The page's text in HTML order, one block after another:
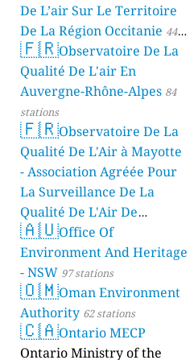
De L’air Sur Le Territoire
De La Région Occitanie 44
stations
🇫🇷Observatoire De La
Qualité De L'air En
Auvergne-Rhône-Alpes 84
stations
🇫🇷Observatoire De La
Qualité De L'Air à Mayotte
- Association Agréée Pour
La Surveillance De La
Qualité De L'Air De
Mayotte 4 stations
🇦🇺Office Of
Environment And Heritage
- NSW 97 stations
🇴🇲Oman Environment
Authority 62 stations
🇨🇦Ontario MECP
Ontario Ministry of the